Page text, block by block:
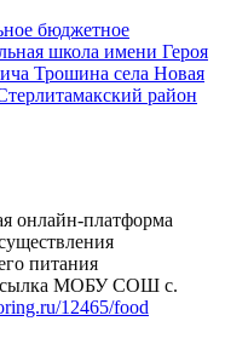
онлайн-платформа
питания
МОБУ СОШ с.
12465/food